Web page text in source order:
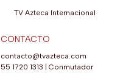
TV Azteca Internacional
CONTACTO
contacto@tvazteca.com
55 1720 1313
Conmutador